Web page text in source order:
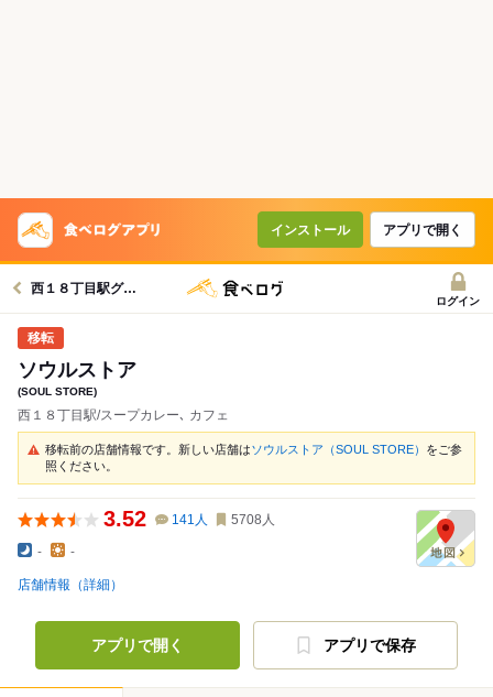
インストール アプリで開く
西１８丁目駅グルメへ
ログイン
ソウルストア
(SOUL STORE)
西１８丁目駅/スープカレー､ カフェ
移転前の店舗情報です。新しい店舗はソウルストア（SOUL STORE） をご参
照ください。
3.52 141 人 5708 人
- -
店舗情報（詳細）
アプリで開く アプリで保存